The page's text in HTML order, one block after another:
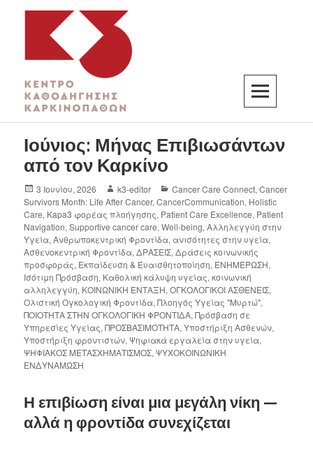
K3
ΚΕΝΤΡΟ ΚΑΘΟΔΗΓΗΣΗΣ ΚΑΡΚΙΝΟΠΑΘΩΝ
Ιούνιος: Μήνας Επιβιωσάντων
από τον Καρκίνο
3 Ιουνίου, 2026 k3-editor Cancer Care Connect,Cancer
Survivors Month: Life After Cancer,CancerCommunication, Holistic
Care, Kapa3 φορέας πλοήγησης, Patient Care Excellence, Patient
Navigation,Supportive cancer care,Well-being,Αλληλεγγύη στην
Υγεία,Ανθρωποκεντρική Φροντίδα, ανισότητες στην υγεία,
Ασθενοκεντρική Φροντίδα,ΔΡΑΣΕΙΣ,Δράσεις κοινωνικής
προσφοράς, Εκπαίδευση & Ευαισθητοποίηση, ΕΝΗΜΕΡΩΣΗ,
Ισότιμη Πρόσβαση, Καθολική κάλυψη υγείας,κοινωνική
αλληλεγγύη, ΚΟΙΝΩΝΙΚΗ ΕΝΤΑΞΗ,ΟΓΚΟΛΟΓΙΚΟΙ ΑΣΘΕΝΕΙΣ,
Ολιστική Ογκολογική Φροντίδα,Πλοηγός Υγείας "Μυρτώ",
ΠΟΙΟΤΗΤΑ ΣΤΗΝ ΟΓΚΟΛΟΓΙΚΗ ΦΡΟΝΤΙΔΑ,Πρόσβαση σε
Υπηρεσίες Υγείας,ΠΡΟΣΒΑΣΙΜΟΤΗΤΑ,Υποστήριξη Ασθενών,
Υποστήριξη φροντιστών,Ψηφιακά εργαλεία στην υγεία,
ΨΗΦΙΑΚΟΣ ΜΕΤΑΣΧΗΜΑΤΙΣΜΟΣ,ΨΥΧΟΚΟΙΝΩΝΙΚΗ
ΕΝΔΥΝΑΜΩΣΗ
Η επιβίωση είναι μια μεγάλη νίκη —
αλλά η φροντίδα συνεχίζεται